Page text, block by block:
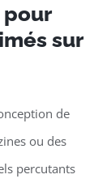
sur
de
ou des
percutants